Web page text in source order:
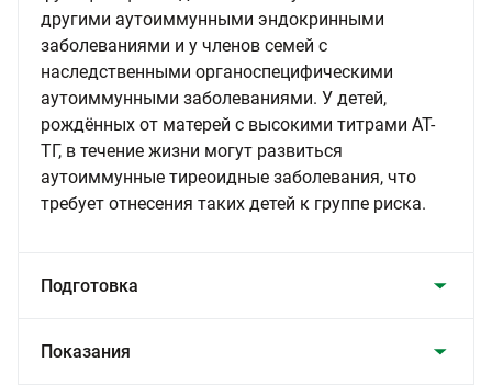
другими аутоиммунными эндокринными
заболеваниями и у членов семей с
наследственными органоспецифическими
аутоиммунными заболеваниями. У детей,
рождённых от матерей с высокими титрами АТ-
ТГ, в течение жизни могут развиться
аутоиммунные тиреоидные заболевания, что
требует отнесения таких детей к группе риска.
Подготовка
Показания